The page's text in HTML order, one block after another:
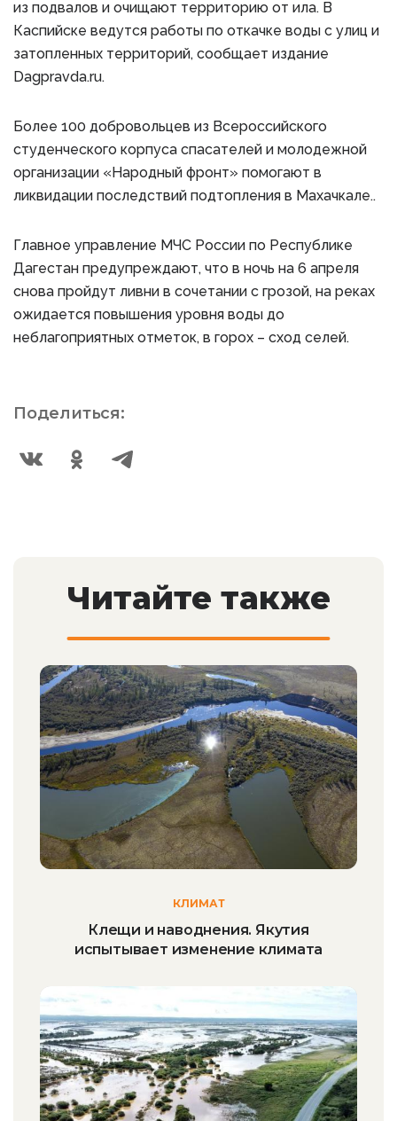
из подвалов и очищают территорию от ила. В
Каспийске ведутся работы по откачке воды с улиц и
затопленных территорий, сообщает издание
Dagpravda.ru.
Более 100 добровольцев из Всероссийского
студенческого корпуса спасателей и молодежной
организации «Народный фронт» помогают в
ликвидации последствий подтопления в Махачкале..
Главное управление МЧС России по Республике
Дагестан предупреждают, что в ночь на 6 апреля
снова пройдут ливни в сочетании с грозой, на реках
ожидается повышения уровня воды до
неблагоприятных отметок, в горох – сход селей.
Поделиться:
Читайте также
КЛИМАТ
Клещи и наводнения. Якутия
испытывает изменение климата